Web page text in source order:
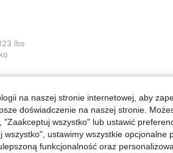
/ 31 in, Talia: 77 cm / 30 in, Biodra: 116 cm /
lbs
na naszej stronie internetowej, aby
doświadczenie na naszej stronie.
wszystko" lub ustawić
ustawimy wszystkie opcjonalne
funkcjonalność oraz